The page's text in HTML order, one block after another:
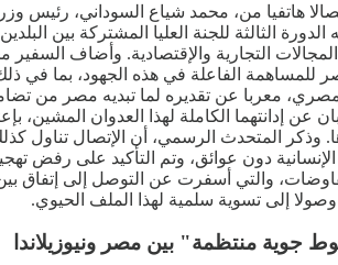
هاتفيا من، محمد شياع السوداني، رئيس
المجالات التجارية والإقتصادية. وأضاف
مصر للمساهمة الفاعلة في هذه الجهود، بما
معربا عن تقديره لما تبديه مصر من
إدانتهما الكاملة لهذا العدوان المشين،
وذكر المتحدث الرسمي، أن الإتصال
دون عوائق، وتم التأكيد على رفض
والتي أسفرت عن التوصل إلى إتفاق
وصولا إلى تسوية سلمية لهذا الملف الحيوي.
جوية منتظمة" بين مصر ونيوزيلاندا